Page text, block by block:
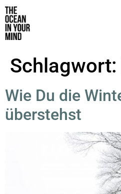
Schlagwort:
Wie Du die
überstehst